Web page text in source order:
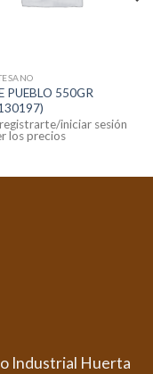
PUEBLO 550GR
iniciar sesión
los precios
Industrial Huerta